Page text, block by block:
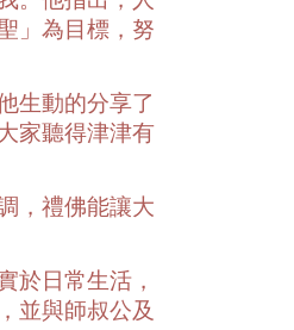
」為目標，努
生動的分享了
家聽得津津有
，禮佛能讓大
於日常生活，
並與師叔公及